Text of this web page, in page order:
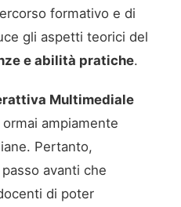
formativo e di
gli aspetti teorici del
e abilità pratiche.
Multimediale
ampiamente
Pertanto,
avanti che
di poter